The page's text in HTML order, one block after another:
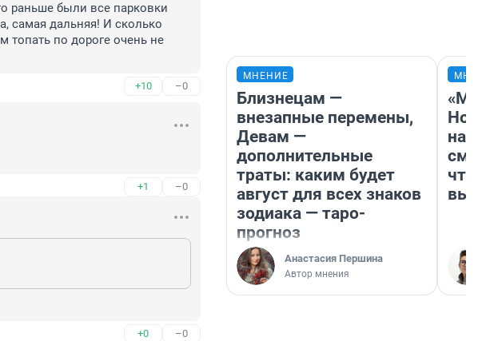
раньше были все парковки
самая дальняя! И сколько
топать по дороге очень не
+10 –0
+1 –0
+0 –0
МНЕНИЕ
Близнецам —
внезапные перемены,
Девам —
дополнительные
траты: каким будет
август для всех знаков
зодиака — таро-
прогноз
Анастасия Першина
Автор мнения
«Мы